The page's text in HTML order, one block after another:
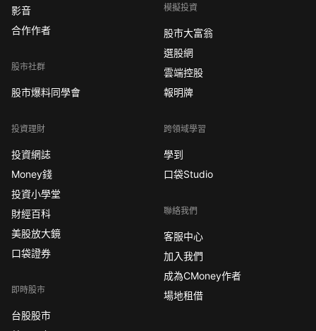
影音
合作作者
股市社群
股市爆料同學會
投資理財
投資網誌
Money錢
投資小學堂
財經百科
美股放大鏡
口袋證券
即時股市
台股股市
模擬投資
股市大富翁
選股網
雲端控股
報明牌
跨領域學習
學到
口袋Studio
聯絡我們
客服中心
加入我們
成為CMoney作者
場地租借